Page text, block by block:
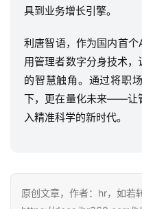
具到业务增长引擎。
利唐智语，作为国内首个
用管理者数字分身技术，
的智慧触角。通过将职
下，更在量化未来——让
入精准科学的新时代。
原创文章，作者：hr，如若